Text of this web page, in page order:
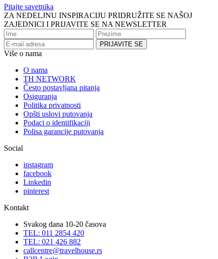
Pitajte savetnika
ZA NEDELJNU INSPIRACIJU PRIDRUŽITE SE NAŠOJ
ZAJEDNICI I PRIJAVITE SE NA NEWSLETTER
Više o nama
O nama
TH NETWORK
Često postavljana pitanja
Osiguranja
Politika privatnosti
Opšti uslovi putovanja
Podaci o identifikaciji
Polisa garancije putovanja
Social
instagram
facebook
Linkedin
pinterest
Kontakt
Svakog dana 10-20 časova
TEL: 011 2854 420
TEL: 021 426 882
callcentre@travelhouse.rs